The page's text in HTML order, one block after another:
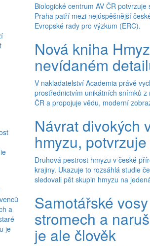
Biologické centrum AV ČR
Praha patří mezi nejúspěšnější
Evropské rady pro výzkum (ERC).
Nová kniha
nevídaném
V nakladatelství Academia právě
prostřednictvím unikátních snímků
ČR a propojuje vědu, moderní
Návrat divokých
hmyzu,
Druhová pestrost hmyzu v české
krajiny. Ukazuje to rozsáhlá studie
sledovali pět skupin hmyzu na
Samotářské
stromech a
je ale člověk